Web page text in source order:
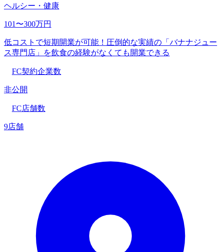
ヘルシー・健康
101〜300万円
低コストで短期開業が可能！圧倒的な実績の「バナナジュー
ス専門店」を飲食の経験がなくても開業できる
FC契約企業数
非公開
FC店舗数
9店舗